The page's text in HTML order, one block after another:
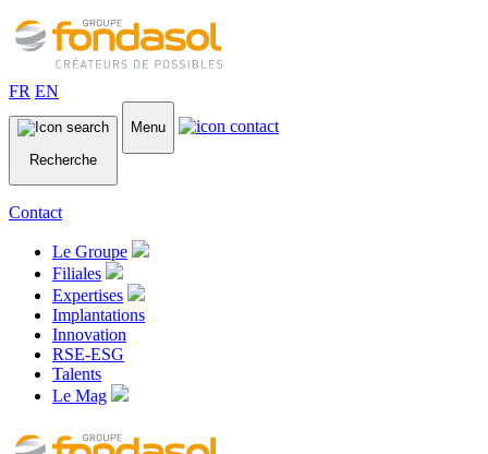
FR EN
Recherche
Menu
Contact
Le Groupe
Filiales
Expertises
Implantations
Innovation
RSE-ESG
Talents
Le Mag